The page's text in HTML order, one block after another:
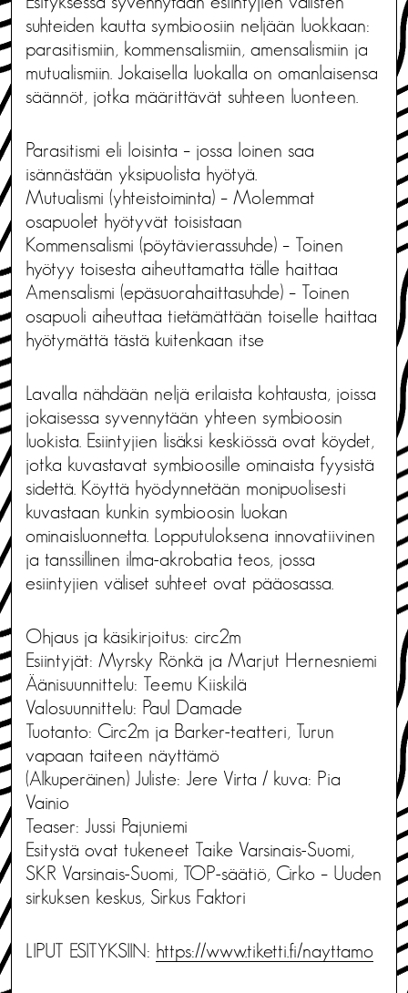
suhteiden kautta symbioosiin neljään luokkaan:
parasitismiin, kommensalismiin, amensalismiin ja
mutualismiin. Jokaisella luokalla on omanlaisensa
säännöt, jotka määrittävät suhteen luonteen.
Parasitismi eli loisinta – jossa loinen saa
isännästään yksipuolista hyötyä.
Mutualismi (yhteistoiminta) – Molemmat
osapuolet hyötyvät toisistaan
Kommensalismi (pöytävierassuhde) – Toinen
hyötyy toisesta aiheuttamatta tälle haittaa
Amensalismi (epäsuorahaittasuhde) – Toinen
osapuoli aiheuttaa tietämättään toiselle haittaa
hyötymättä tästä kuitenkaan itse
Lavalla nähdään neljä erilaista kohtausta, joissa
jokaisessa syvennytään yhteen symbioosin
luokista. Esiintyjien lisäksi keskiössä ovat köydet,
jotka kuvastavat symbioosille ominaista fyysistä
sidettä. Köyttä hyödynnetään monipuolisesti
kuvastaan kunkin symbioosin luokan
ominaisluonnetta. Lopputuloksena innovatiivinen
ja tanssillinen ilma-akrobatia teos, jossa
esiintyjien väliset suhteet ovat pääosassa.
Ohjaus ja käsikirjoitus: circ2m
Esiintyjät: Myrsky Rönkä ja Marjut Hernesniemi
Äänisuunnittelu: Teemu Kiiskilä
Valosuunnittelu: Paul Damade
Tuotanto: Circ2m ja Barker-teatteri, Turun
vapaan taiteen näyttämö
(Alkuperäinen) Juliste: Jere Virta / kuva: Pia
Vainio
Teaser: Jussi Pajuniemi
Esitystä ovat tukeneet Taike Varsinais-Suomi,
SKR Varsinais-Suomi, TOP-säätiö, Cirko – Uuden
sirkuksen keskus, Sirkus Faktori
LIPUT ESITYKSIIN: https://www.tiketti.fi/nayttamo